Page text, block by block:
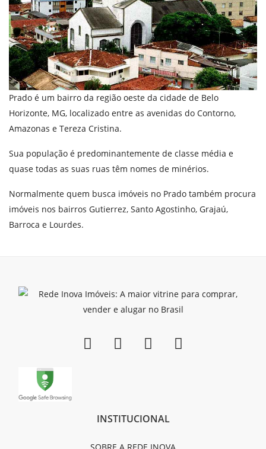
Prado é um bairro da região oeste da cidade de Belo
Horizonte, MG, localizado entre as avenidas do Contorno,
Amazonas e Tereza Cristina.
Sua população é predominantemente de classe média e
quase todas as suas ruas têm nomes de minérios.
Normalmente quem busca imóveis no Prado também procura
imóveis nos bairros Gutierrez, Santo Agostinho, Grajaú,
Barroca e Lourdes.
INSTITUCIONAL
SOBRE A REDE INOVA